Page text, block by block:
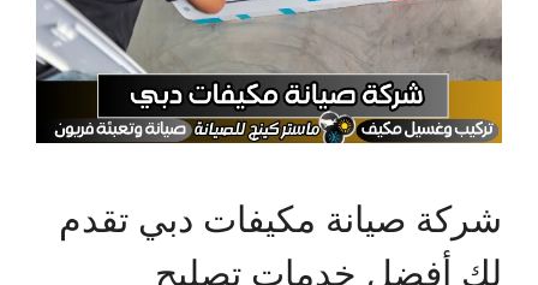
شركة صيانة مكيفات دبي تقدم
لك أفضل خدمات تصليح